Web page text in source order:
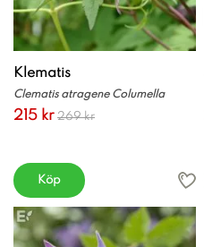
Klematis
Clematis atragene Columella
215 kr 269 kr
Köp